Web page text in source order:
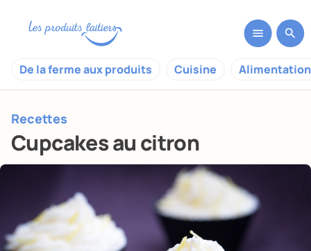
De la ferme aux produits Cuisine
Recettes
Cupcakes au citron